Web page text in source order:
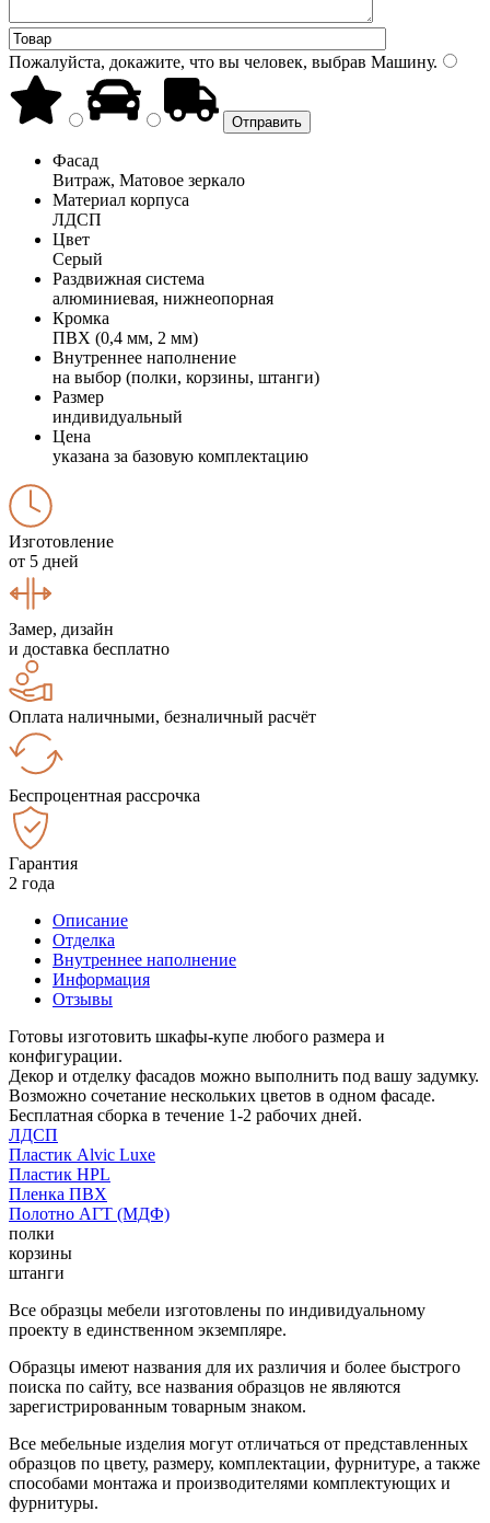
Пожалуйста, докажите, что вы человек, выбрав Машину.
Фасад
Витраж, Матовое зеркало
Материал корпуса
ЛДСП
Цвет
Серый
Раздвижная система
алюминиевая, нижнеопорная
Кромка
ПВХ (0,4 мм, 2 мм)
Внутреннее наполнение
на выбор (полки, корзины, штанги)
Размер
индивидуальный
Цена
указана за базовую комплектацию
Изготовление
от 5 дней
Замер, дизайн
и доставка бесплатно
Оплата наличными, безналичный расчёт
Беспроцентная рассрочка
Гарантия
2 года
Описание
Отделка
Внутреннее наполнение
Информация
Отзывы
Готовы изготовить шкафы-купе любого размера и
конфигурации.
Декор и отделку фасадов можно выполнить под вашу задумку.
Возможно сочетание нескольких цветов в одном фасаде.
Бесплатная сборка в течение 1-2 рабочих дней.
ЛДСП
Пластик Alvic Luxe
Пластик HPL
Пленка ПВХ
Полотно АГТ (МДФ)
полки
корзины
штанги
Все образцы мебели изготовлены по индивидуальному
проекту в единственном экземпляре.
Образцы имеют названия для их различия и более быстрого
поиска по сайту, все названия образцов не являются
зарегистрированным товарным знаком.
Все мебельные изделия могут отличаться от представленных
образцов по цвету, размеру, комплектации, фурнитуре, а также
способами монтажа и производителями комплектующих и
фурнитуры.